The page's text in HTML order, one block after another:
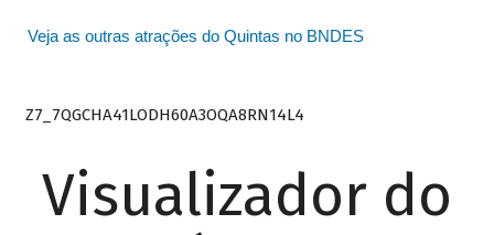
Veja as outras atrações do Quintas no BNDES
Z7_7QGCHA41LODH60A3OQA8RN14L4
Visualizador do